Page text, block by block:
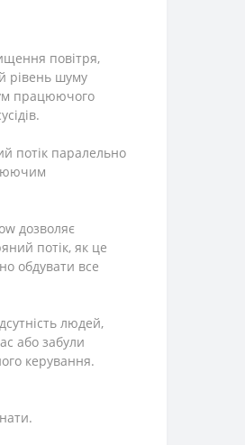
повітря,
рівень шуму
працюючого
потік паралельно
дозволяє
потік, як це
обдувати все
людей,
або забули
керування.